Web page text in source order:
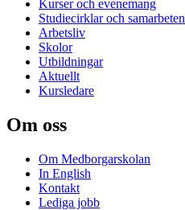
Kurser och evenemang
Studiecirklar och samarbeten
Arbetsliv
Skolor
Utbildningar
Aktuellt
Kursledare
Om oss
Om Medborgarskolan
In English
Kontakt
Lediga jobb